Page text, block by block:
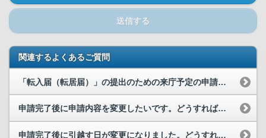
送信する
関連するよくあるご質問
「転入届（転居届）」の提出のための来庁予定の申請とは何でしょうか。
申請完了後に申請内容を変更したいです。どうすればよいですか。
申請完了後に引越す日が変更になりました。どうすればよいでしょうか。